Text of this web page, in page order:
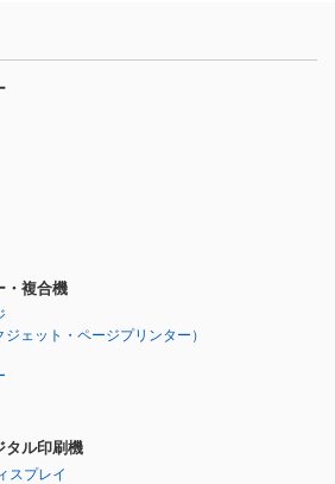
・複合機
ジェット・ページプリンター）
タル印刷機
スプレイ